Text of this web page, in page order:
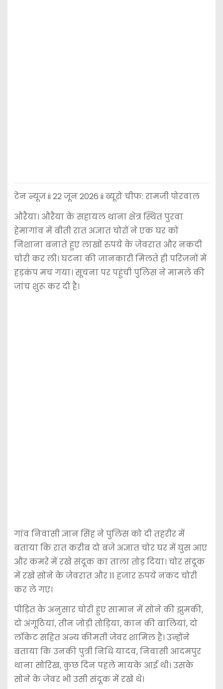
टेन न्यूज ii 22 जून 2026 ii ब्यूरो चीफ: रामजी पोरवाल
औरैया। औरैया के सहायल थाना क्षेत्र स्थित पुरवा
हेमागांव में बीती रात अज्ञात चोरों ने एक घर को
निशाना बनाते हुए लाखों रुपये के जेवरात और नकदी
चोरी कर ली। घटना की जानकारी मिलते ही परिजनों में
हड़कंप मच गया। सूचना पर पहुंची पुलिस ने मामले की
जांच शुरू कर दी है।
गांव निवासी ज्ञान सिंह ने पुलिस को दी तहरीर में
बताया कि रात करीब दो बजे अज्ञात चोर घर में घुस आए
और कमरे में रखे संदूक का ताला तोड़ दिया। चोर संदूक
में रखे सोने के जेवरात और 11 हजार रुपये नकद चोरी
कर ले गए।
पीड़ित के अनुसार चोरी हुए सामान में सोने की झुमकी,
दो अंगूठियां, तीन जोड़ी तोड़िया, कान की बालियां, दो
लॉकेट सहित अन्य कीमती जेवर शामिल हैं। उन्होंने
बताया कि उनकी पुत्री निधि यादव, निवासी आदमपुर
थाना सोरिख, कुछ दिन पहले मायके आई थी। उसके
सोने के जेवर भी उसी संदूक में रखे थे।